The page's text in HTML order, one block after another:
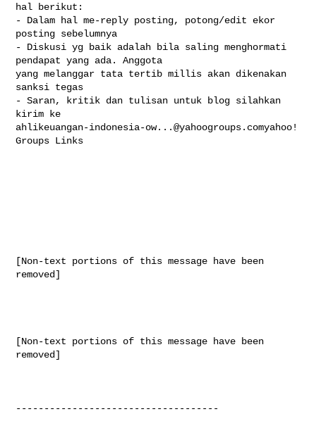
hal berikut:
- Dalam hal me-reply posting, potong/edit ekor
posting sebelumnya
- Diskusi yg baik adalah bila saling menghormati
pendapat yang ada. Anggota
yang melanggar tata tertib millis akan dikenakan
sanksi tegas
- Saran, kritik dan tulisan untuk blog silahkan
ahlikeuangan-indonesia-ow...@yahoogroups.comyahoo!
Groups Links
[Non-text portions of this message have been
removed]
[Non-text portions of this message have been
removed]
------------------------------------